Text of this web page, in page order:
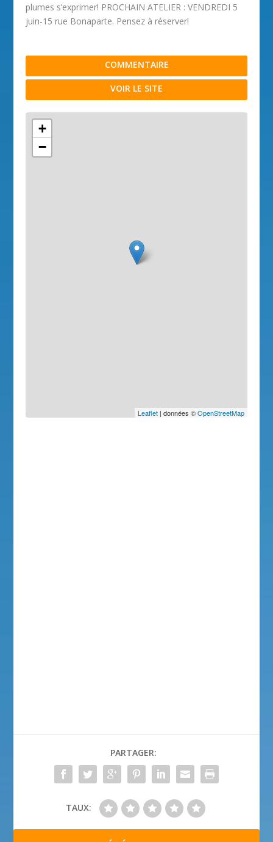
plumes s’exprimer! PROCHAIN ATELIER : VENDREDI 5
juin-15 rue Bonaparte. Pensez à réserver!
COMMENTAIRE
VOIR LE SITE
+
−
Leaflet| données ©OpenStreetMap
PARTAGER:
TAUX: